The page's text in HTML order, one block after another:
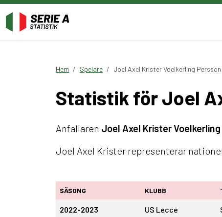
Hem Spelare Joel Axel Krister Voelkerling Persson
Statistik för Joel
Anfallaren Joel Axel Krister
Joel Axel Krister representerar
SÄSONG KLUBB
2022-2023 US Lecce